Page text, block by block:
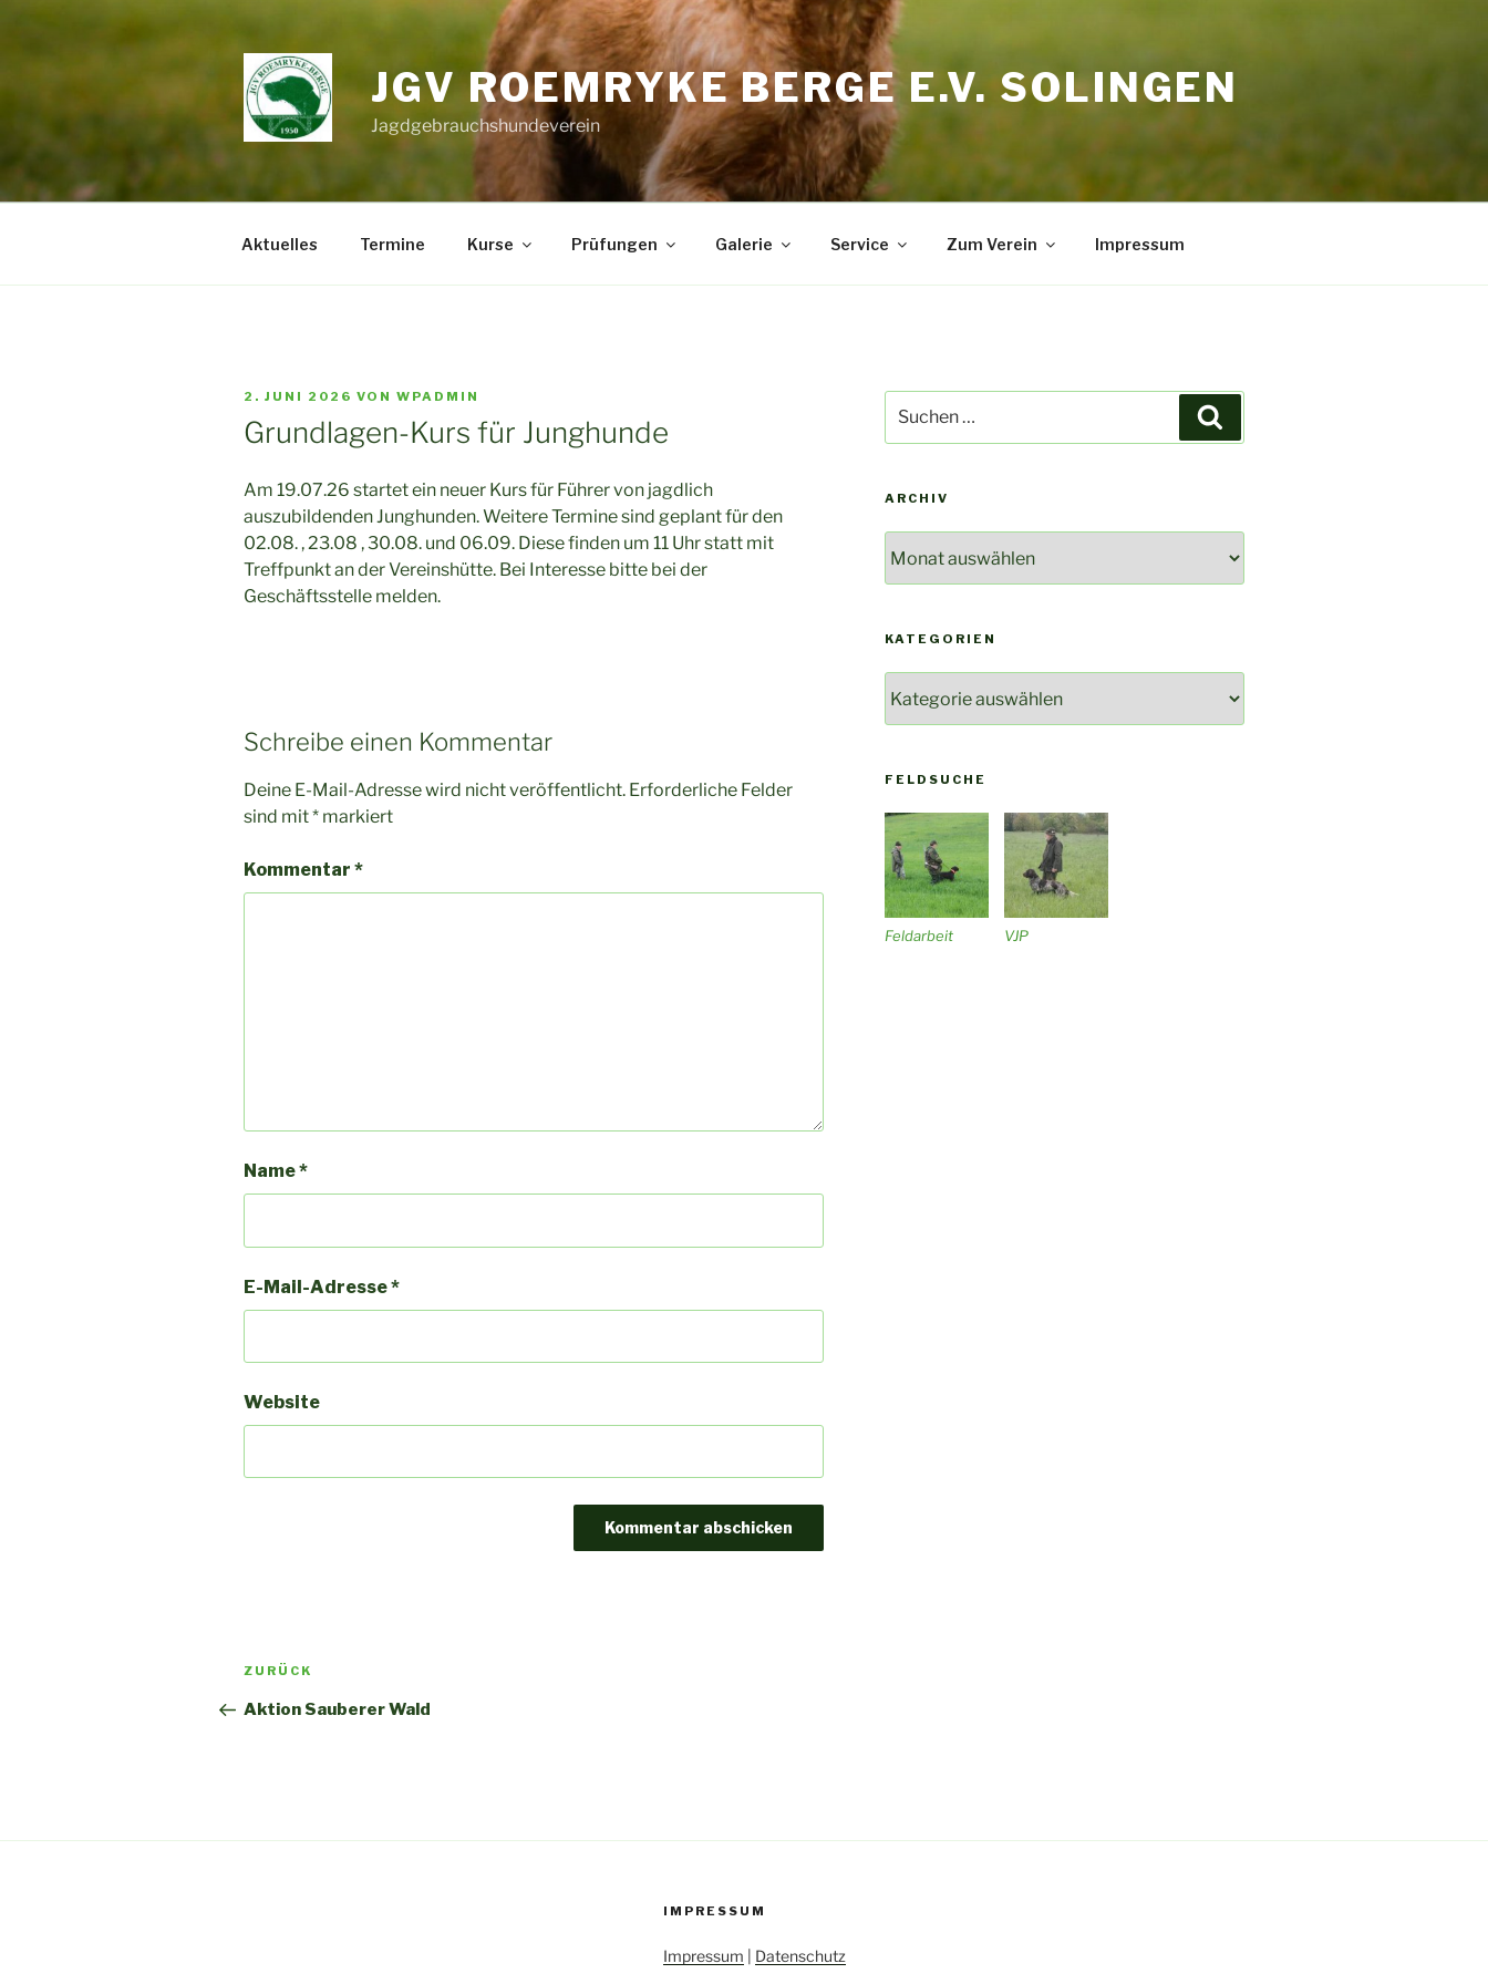
JGV ROEMRYKE BERGE E.V. SOLINGEN
Jagdgebrauchshundeverein
Aktuelles Termine Kurse Prüfungen Galerie Service Zum Verein Impressum
VERÖFFENTLICHT
AM
2. JUNI 2026 VON WPADMIN
Grundlagen-Kurs für Junghunde
Am 19.07.26 startet ein neuer Kurs für Führer von jagdlich
auszubildenden Junghunden. Weitere Termine sind geplant für den
02.08. , 23.08 , 30.08. und 06.09. Diese finden um 11 Uhr statt mit
Treffpunkt an der Vereinshütte. Bei Interesse bitte bei der
Geschäftsstelle melden.
Schreibe einen Kommentar
Deine E-Mail-Adresse wird nicht veröffentlicht. Erforderliche Felder
sind mit* markiert
Kommentar *
Name*
E-Mail-Adresse*
Website
Beitragsnavigation
Vorheriger
ZURÜCK
Aktion Sauberer Wald
nach:
ARCHIV
KATEGORIEN
FELDSUCHE
Feldarbeit VJP
IMPRESSUM
Impressum Datenschutz